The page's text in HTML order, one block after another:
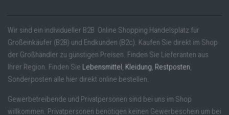
Wir sind ein individueller B2B Online Shopping Handelsplatz für
Großeinkäufer (B2B) und Endkunden (B2c). Kaufen Sie direkt im Shop
der Großhändler zu günstigen Preisen. Finden Sie Lieferanten aus
Ihrer Region. Finden Sie Lebensmittel , Kleidung, Restposten,
Sonderposten alle hier direkt online bestellen.
Gewerbetreibende und Privatpersonen sind bei uns im Shop
willkommen. Privatpersonen benötigen keinen Gewerbeschein um bei